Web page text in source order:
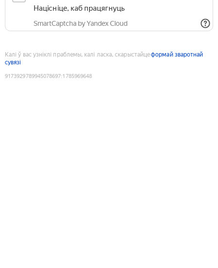
Націсніце, каб працягнуць
SmartCaptcha by Yandex Cloud
Калі ў вас узніклі праблемы, калі ласка, скарыстайцеформай зваротнай
сувязі
9173929789945078697:1785969648